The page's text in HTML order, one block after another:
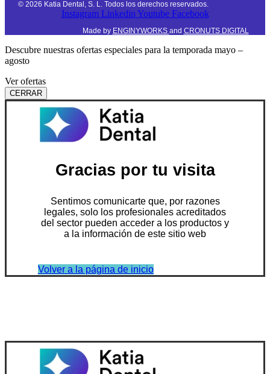
© 2026 Katia Dental, S. L. Todos los derechos reservados.
Instagram Linkedin Youtube Facebook
Made by ENGINYWORKS and CRONUTS DIGITAL
Descubre nuestras ofertas especiales para la temporada mayo –
agosto
Ver ofertas
CERRAR
Gracias por tu visita
Sentimos comunicarte que, por razones
legales, solo los profesionales acreditados
del sector pueden acceder a los productos y
a la información de este sitio web
Volver a la página de inicio